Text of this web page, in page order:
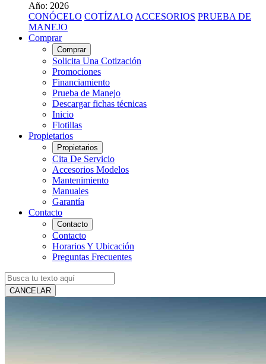
Año: 2026
CONÓCELO COTÍZALO ACCESORIOS PRUEBA DE
MANEJO
Comprar
Comprar
Solicita Una Cotización
Promociones
Financiamiento
Prueba de Manejo
Descargar fichas técnicas
Inicio
Flotillas
Propietarios
Propietarios
Cita De Servicio
Accesorios Modelos
Mantenimiento
Manuales
Garantía
Contacto
Contacto
Contacto
Horarios Y Ubicación
Preguntas Frecuentes
CANCELAR